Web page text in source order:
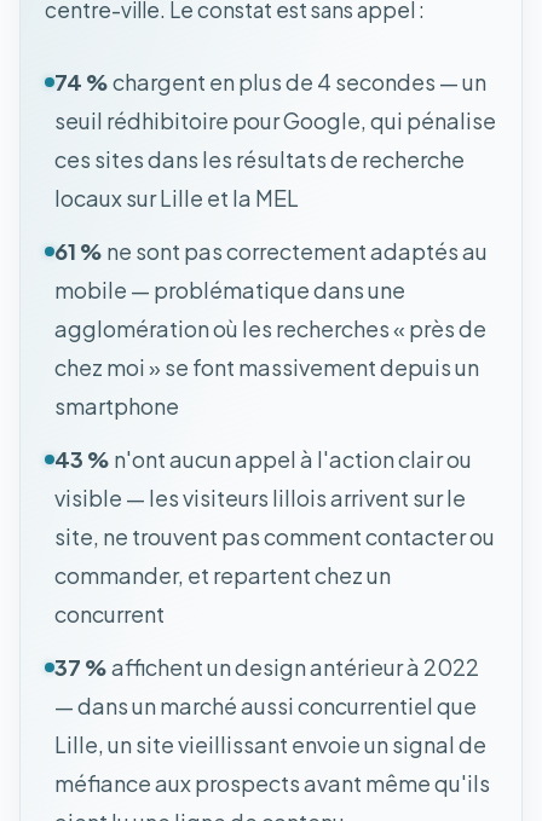
centre-ville. Le constat est sans appel :
74 %chargent en plus de 4 secondes — un
seuil rédhibitoire pour Google, qui pénalise
ces sites dans les résultats de recherche
locaux sur Lille et la MEL
61 % ne sont pas correctement adaptés au
mobile — problématique dans une
agglomération où les recherches « près de
chez moi » se font massivement depuis un
smartphone
43 % n'ont aucun appel à l'action clair ou
visible — les visiteurs lillois arrivent sur le
site, ne trouvent pas comment contacter ou
commander, et repartent chez un
concurrent
37 %affichent un design antérieur à 2022
— dans un marché aussi concurrentiel que
Lille, un site vieillissant envoie un signal de
méfiance aux prospects avant même qu'ils